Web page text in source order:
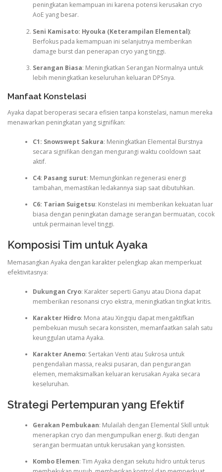
peningkatan kemampuan ini karena potensi kerusakan cryo
AoE yang besar.
Seni Kamisato: Hyouka (Keterampilan Elemental):
Berfokus pada kemampuan ini selanjutnya memberikan
damage burst dan penerapan cryo yang tinggi.
Serangan Biasa: Meningkatkan Serangan Normalnya untuk
lebih meningkatkan keseluruhan keluaran DPSnya.
Manfaat Konstelasi
Ayaka dapat beroperasi secara efisien tanpa konstelasi, namun mereka
menawarkan peningkatan yang signifikan:
C1: Snowswept Sakura: Meningkatkan Elemental Burstnya
secara signifikan dengan mengurangi waktu cooldown saat
aktif.
C4: Pasang surut: Memungkinkan regenerasi energi
tambahan, memastikan ledakannya siap saat dibutuhkan.
C6: Tarian Suigetsu: Konstelasi ini memberikan kekuatan luar
biasa dengan peningkatan damage serangan bermuatan, cocok
untuk permainan level tinggi.
Komposisi Tim untuk Ayaka
Memasangkan Ayaka dengan karakter pelengkap akan memperkuat
efektivitasnya:
Dukungan Cryo: Karakter seperti Ganyu atau Diona dapat
memberikan resonansi cryo ekstra, meningkatkan tingkat kritis.
Karakter Hidro: Mona atau Xingqiu dapat mengaktifkan
pembekuan musuh secara konsisten, memanfaatkan salah satu
keunggulan utama Ayaka.
Karakter Anemo: Sertakan Venti atau Sukrosa untuk
pengendalian massa, reaksi pusaran, dan pengurangan
elemen, memaksimalkan keluaran kerusakan Ayaka secara
keseluruhan.
Strategi Pertempuran yang Efektif
Gerakan Pembukaan: Mulailah dengan Elemental Skill untuk
menerapkan cryo dan mengumpulkan energi. Ikuti dengan
serangan bermuatan untuk kerusakan yang konsisten.
Kombo Elemen: Tim Ayaka dengan sekutu hidro untuk terus